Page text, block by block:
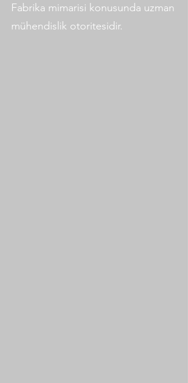
Fabrika mimarisi konusunda uzman
mühendislik otoritesidir.